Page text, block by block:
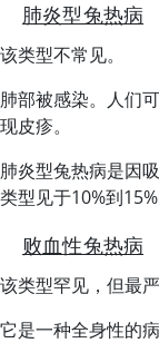
肺炎型兔热病
该类型不常见。
肺部被感染。人们
现皮疹。
肺炎型兔热病是因
类型见于10%到
败血性兔热病
该类型罕见，但最严
它是一种全身性的